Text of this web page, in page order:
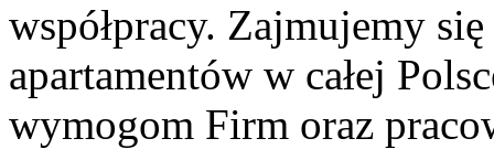
współpracy. Zajmujemy
apartamentów w całej
wymogom Firm oraz